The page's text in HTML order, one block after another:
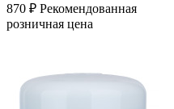
870 ₽ Рекомендованная
розничная цена